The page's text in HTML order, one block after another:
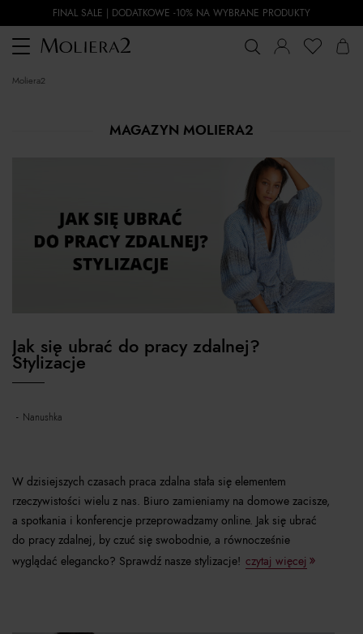
FINAL SALE | DODATKOWE -10% NA WYBRANE PRODUKTY
Toggle
navigation
moliera2
MAGAZYN MOLIERA2
Jak się ubrać do pracy zdalnej?
Stylizacje
nanushka
W dzisiejszych czasach praca zdalna stała się elementem
rzeczywistości wielu z nas. Biuro zamieniamy na domowe zacisze,
a spotkania i konferencje przeprowadzamy online. Jak się ubrać
do pracy zdalnej, by czuć się swobodnie, a równocześnie
wyglądać elegancko? Sprawdź nasze stylizacje! czytaj więcej